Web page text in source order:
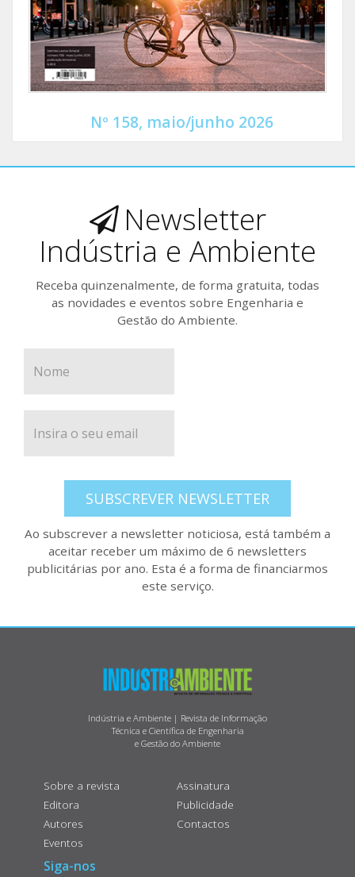
Nº 158, maio/junho 2026
Newsletter
Indústria e Ambiente
Receba quinzenalmente, de forma gratuita, todas
as novidades e eventos sobre Engenharia e
Gestão do Ambiente.
SUBSCREVER NEWSLETTER
Ao subscrever a newsletter noticiosa, está também a
aceitar receber um máximo de 6 newsletters
publicitárias por ano. Esta é a forma de financiarmos
este serviço.
Indústria e Ambiente | Revista de Informação
Técnica e Científica de Engenharia
e Gestão do Ambiente
Sobre a revista
Editora
Autores
Eventos
Assinatura
Publicidade
Contactos
Siga-nos